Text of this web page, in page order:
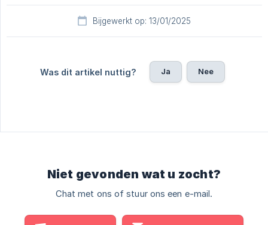
Bijgewerkt op: 13/01/2025
Was dit artikel nuttig? Ja Nee
Niet gevonden wat u zocht?
Chat met ons of stuur ons een e-mail.